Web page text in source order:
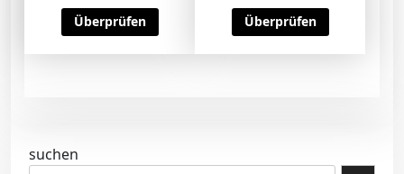
Überprüfen Überprüfen
suchen